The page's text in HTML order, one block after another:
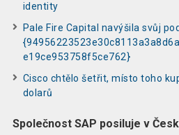
identity
Pale Fire Capital navýšila svůj
e19ce953758f5ce762}
Cisco chtělo šetřit, místo toho
dolarů
Společnost SAP posiluje v